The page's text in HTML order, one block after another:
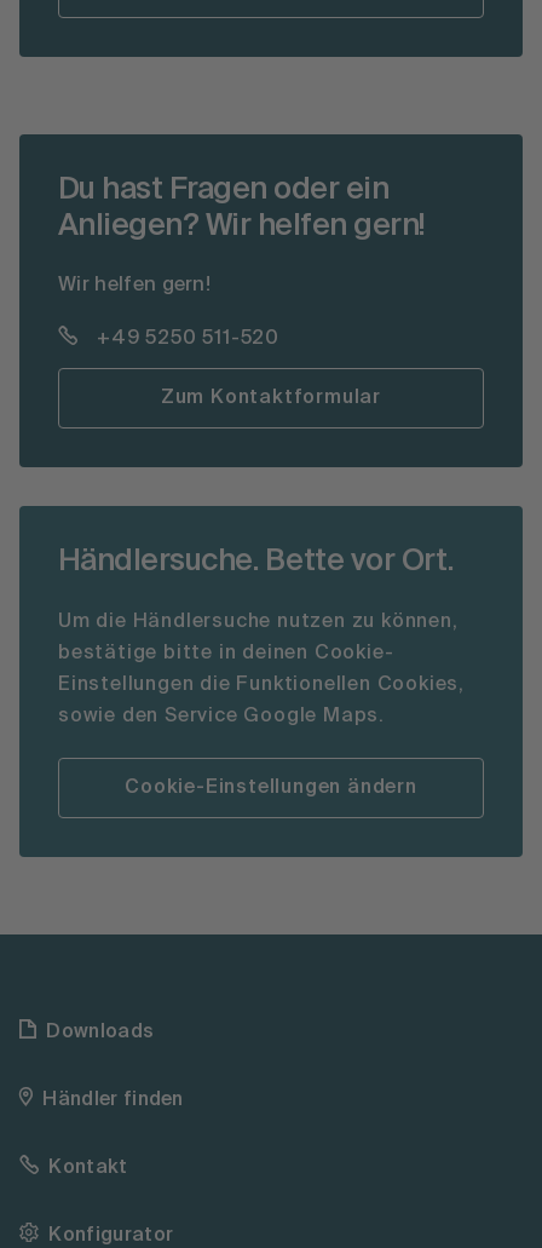
Du hast Fragen oder ein
Anliegen? Wir helfen gern!
Wir helfen gern!
+49 5250 511-520
Zum Kontaktformular
Händlersuche. Bette vor Ort.
Um die Händlersuche nutzen zu können,
bestätige bitte in deinen Cookie-
Einstellungen die Funktionellen Cookies,
sowie den Service Google Maps.
Cookie-Einstellungen ändern
Downloads
Händler finden
Kontakt
Konfigurator